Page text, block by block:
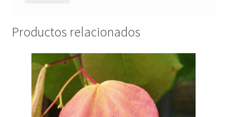
Productos relacionados